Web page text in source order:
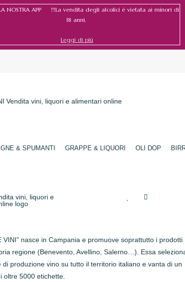
LA NOSTRA APP !!!La vendita degli alcolici è vietata ai minori di
18 anni.
Leggi di più
& SPUMANTI GRAPPE & LIQUORI OLI DOP
VINI” nasce in Campania e promuove soprattutto i prodotti
regione (Benevento, Avellino, Salerno…). Essa
di produzione vino su tutto il territorio italiano e vanta di un
oltre 5000 etichette.